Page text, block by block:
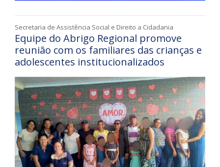
Secretaria de Assistência Social e Direito a Cidadania
Equipe do Abrigo Regional promove
reunião com os familiares das crianças e
adolescentes institucionalizados